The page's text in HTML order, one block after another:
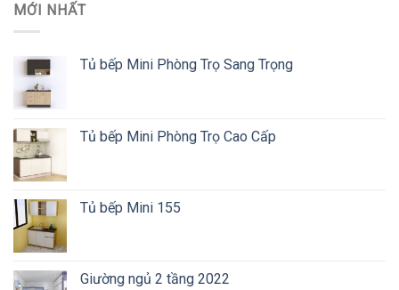
MỚI NHẤT
Tủ bếp Mini Phòng Trọ Sang Trọng
Tủ bếp Mini Phòng Trọ Cao Cấp
Tủ bếp Mini 155
Giường ngủ 2 tầng 2022